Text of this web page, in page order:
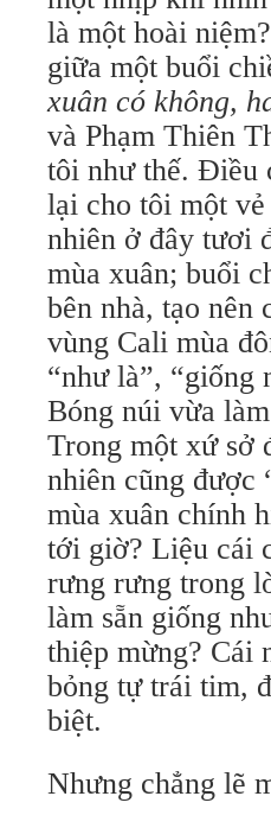
là một hoài
giữa một buổi
xuân có không,
và Phạm Thiên
tôi như thế. Ðiều
lại cho tôi một
nhiên ở đây tươi
mùa xuân; buổi
bên nhà, tạo nên
vùng Cali mùa
“như là”, “giống
Bóng núi vừa
Trong một xứ sở
nhiên cũng được
mùa xuân chính
tới giờ? Liệu cái
rưng rưng trong
làm sẵn giống
thiệp mừng? Cái
bỏng tự trái tim,
biệt.
Nhưng chẳng lẽ